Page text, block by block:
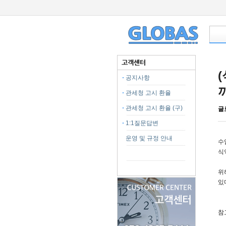
공지사항
관세청 고시 환율
관세청 고시 환율 (구)
1:1질문답변
운영 및 규정 안내
(
글
수
식
위
있
참